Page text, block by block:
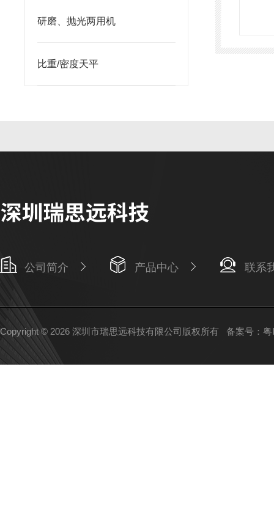
研磨、抛光两用机
比重/密度天平
公司简介 产品中心 联系
Copyright © 2026 深圳市瑞思远科技有限公司版权所有 备案号：